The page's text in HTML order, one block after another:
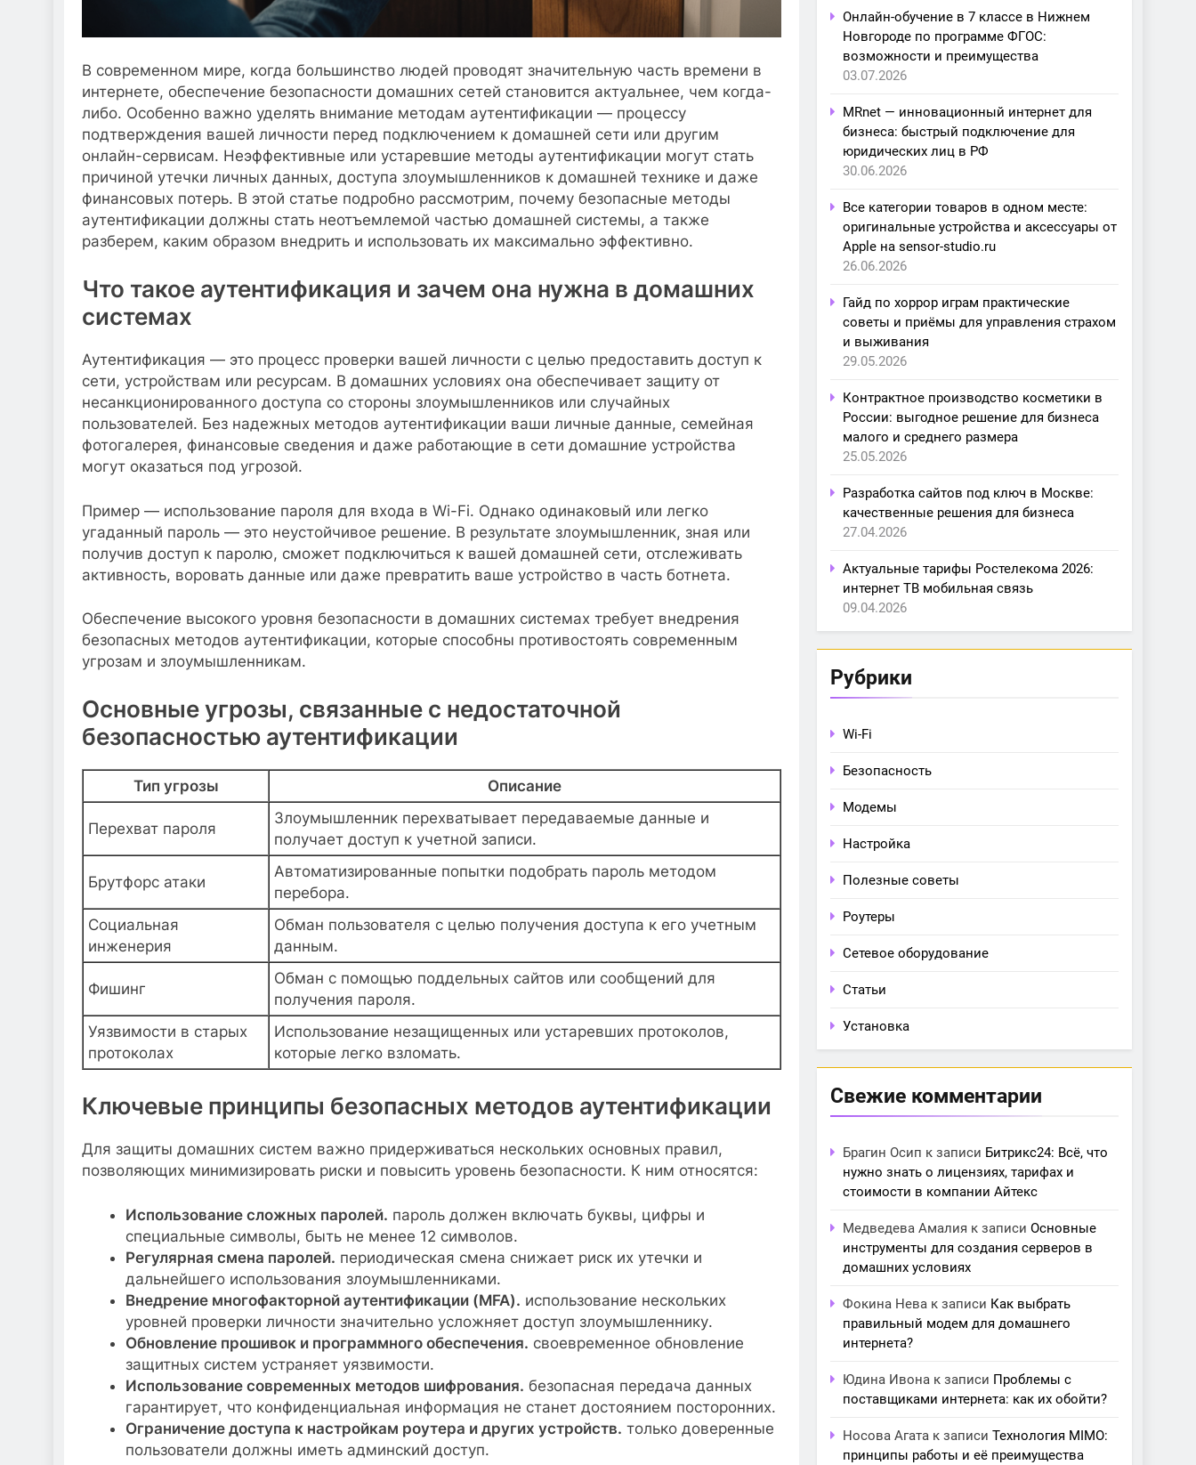
В современном мире, когда большинство людей проводят значительную часть времени в
интернете, обеспечение безопасности домашних сетей становится актуальнее, чем когда-
либо. Особенно важно уделять внимание методам аутентификации — процессу
подтверждения вашей личности перед подключением к домашней сети или другим
онлайн-сервисам. Неэффективные или устаревшие методы аутентификации могут стать
причиной утечки личных данных, доступа злоумышленников к домашней технике и даже
финансовых потерь. В этой статье подробно рассмотрим, почему безопасные методы
аутентификации должны стать неотъемлемой частью домашней системы, а также
разберем, каким образом внедрить и использовать их максимально эффективно.
Что такое аутентификация и зачем она нужна в домашних
системах
Аутентификация — это процесс проверки вашей личности с целью предоставить доступ к
сети, устройствам или ресурсам. В домашних условиях она обеспечивает защиту от
несанкционированного доступа со стороны злоумышленников или случайных
пользователей. Без надежных методов аутентификации ваши личные данные, семейная
фотогалерея, финансовые сведения и даже работающие в сети домашние устройства
могут оказаться под угрозой.
Пример — использование пароля для входа в Wi-Fi. Однако одинаковый или легко
угаданный пароль — это неустойчивое решение. В результате злоумышленник, зная или
получив доступ к паролю, сможет подключиться к вашей домашней сети, отслеживать
активность, воровать данные или даже превратить ваше устройство в часть ботнета.
Обеспечение высокого уровня безопасности в домашних системах требует внедрения
безопасных методов аутентификации, которые способны противостоять современным
угрозам и злоумышленникам.
Основные угрозы, связанные с недостаточной
безопасностью аутентификации
Тип угрозы Описание
Перехват пароля
Злоумышленник перехватывает передаваемые данные и
получает доступ к учетной записи.
Брутфорс атаки
Автоматизированные попытки подобрать пароль методом
перебора.
Социальная
инженерия
Обман пользователя с целью получения доступа к его учетным
данным.
Фишинг
Обман с помощью поддельных сайтов или сообщений для
получения пароля.
Уязвимости в старых
протоколах
Использование незащищенных или устаревших протоколов,
которые легко взломать.
Ключевые принципы безопасных методов аутентификации
Для защиты домашних систем важно придерживаться нескольких основных правил,
позволяющих минимизировать риски и повысить уровень безопасности. К ним относятся:
Использование сложных паролей. пароль должен включать буквы, цифры и
специальные символы, быть не менее 12 символов.
Регулярная смена паролей. периодическая смена снижает риск их утечки и
дальнейшего использования злоумышленниками.
Внедрение многофакторной аутентификации (MFA). использование нескольких
уровней проверки личности значительно усложняет доступ злоумышленнику.
Обновление прошивок и программного обеспечения. своевременное обновление
защитных систем устраняет уязвимости.
Использование современных методов шифрования. безопасная передача данных
гарантирует, что конфиденциальная информация не станет достоянием посторонних.
Ограничение доступа к настройкам роутера и других устройств. только доверенные
пользователи должны иметь админский доступ.
Онлайн-обучение в 7 классе в Нижнем
Новгороде по программе ФГОС:
возможности и преимущества
03.07.2026
MRnet — инновационный интернет для
бизнеса: быстрый подключение для
юридических лиц в РФ
30.06.2026
Все категории товаров в одном месте:
оригинальные устройства и аксессуары от
Apple на sensor-studio.ru
26.06.2026
Гайд по хоррор играм практические
советы и приёмы для управления страхом
и выживания
29.05.2026
Контрактное производство косметики в
России: выгодное решение для бизнеса
малого и среднего размера
25.05.2026
Разработка сайтов под ключ в Москве:
качественные решения для бизнеса
27.04.2026
Актуальные тарифы Ростелекома 2026:
интернет ТВ мобильная связь
09.04.2026
Рубрики
Wi-Fi
Безопасность
Модемы
Настройка
Полезные советы
Роутеры
Сетевое оборудование
Статьи
Установка
Свежие комментарии
Брагин Осип к записи Битрикс24: Всё, что
нужно знать о лицензиях, тарифах и
стоимости в компании Айтекс
Медведева Амалия к записи Основные
инструменты для создания серверов в
домашних условиях
Фокина Нева к записи Как выбрать
правильный модем для домашнего
интернета?
Юдина Ивона к записи Проблемы с
поставщиками интернета: как их обойти?
Носова Агата к записи Технология MIMO:
принципы работы и её преимущества